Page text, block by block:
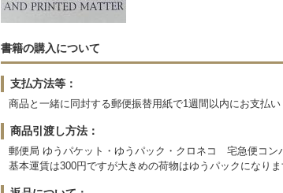
書籍の購入について
支払方法等：
商品と一緒に同封する郵便振替用紙で1週間以内にお支払
商品引渡し方法：
郵便局 ゆうパケット・ゆうパック・クロネコ 宅急便コン
基本運賃は300円ですが大きめの荷物はゆうパックになりま